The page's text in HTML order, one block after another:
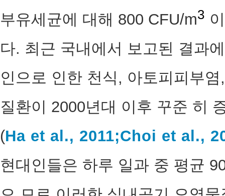
부유세균에 대해 800 CFU/m3
다. 최근 국내에서 보고된 결과
인으로 인한 천식, 아토피피부
질환이 2000년대 이후 꾸준 히
(Ha et al., 2011;Choi et al.,
현대인들은 하루 일과 중 평균